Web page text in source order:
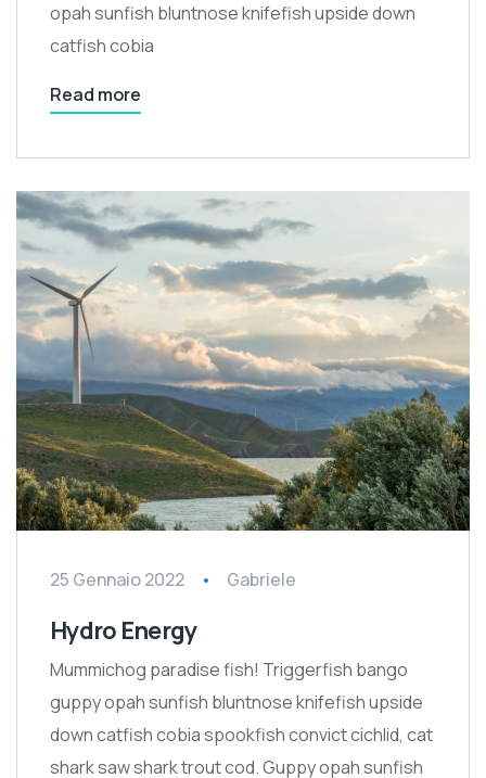
opah sunfish bluntnose knifefish upside down
catfish cobia
Read more
25 Gennaio 2022 Gabriele
Hydro Energy
Mummichog paradise fish! Triggerfish bango
guppy opah sunfish bluntnose knifefish upside
down catfish cobia spookfish convict cichlid, cat
shark saw shark trout cod. Guppy opah sunfish